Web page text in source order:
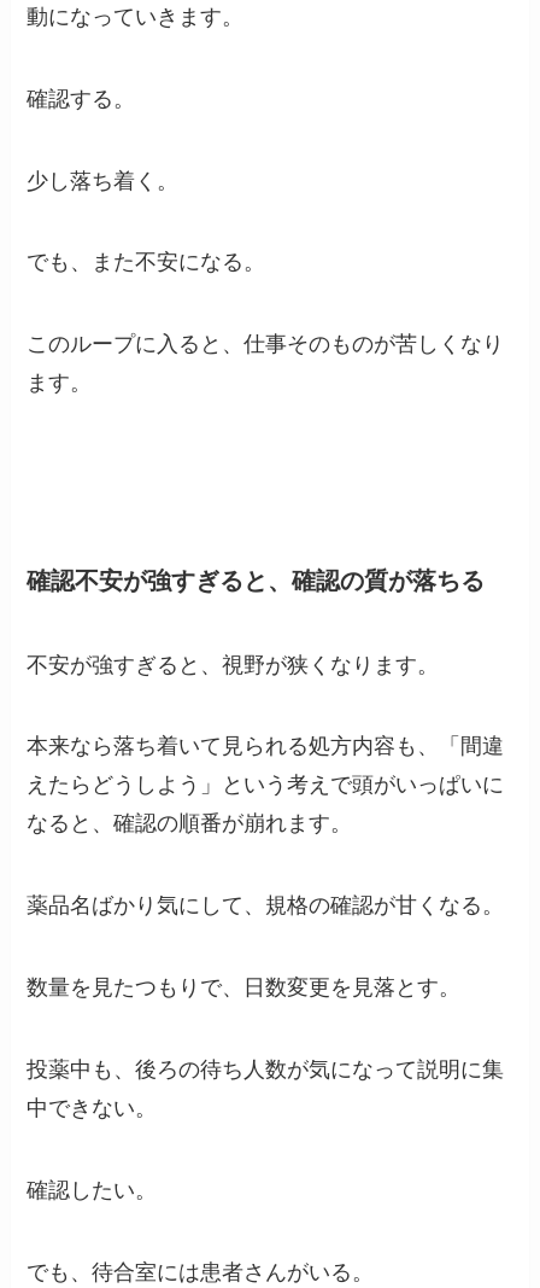
動になっていきます。
確認する。
少し落ち着く。
でも、また不安になる。
このループに入ると、仕事そのものが苦しくなり
ます。
確認不安が強すぎると、確認の質が落ちる
不安が強すぎると、視野が狭くなります。
本来なら落ち着いて見られる処方内容も、「間違
えたらどうしよう」という考えで頭がいっぱいに
なると、確認の順番が崩れます。
薬品名ばかり気にして、規格の確認が甘くなる。
数量を見たつもりで、日数変更を見落とす。
投薬中も、後ろの待ち人数が気になって説明に集
中できない。
確認したい。
でも、待合室には患者さんがいる。